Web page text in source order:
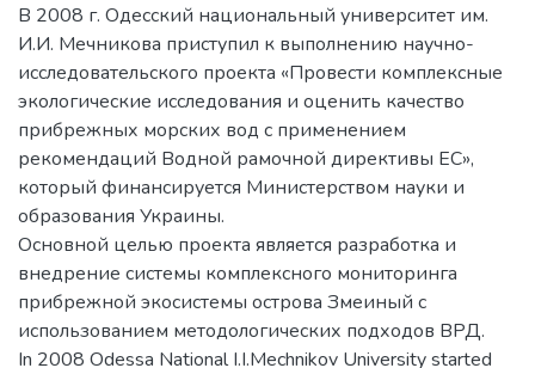
В 2008 г. Одесский национальный университет им.
И.И. Мечникова приступил к выполнению научно-
исследовательского проекта «Провести комплексные
экологические исследования и оценить качество
прибрежных морских вод с применением
рекомендаций Водной рамочной директивы ЕС»,
который финансируется Министерством науки и
образования Украины.
Основной целью проекта является разработка и
внедрение системы комплексного мониторинга
прибрежной экосистемы острова Змеиный с
использованием методологических подходов ВРД.
In 2008 Odessa National I.I.Mechnikov University started